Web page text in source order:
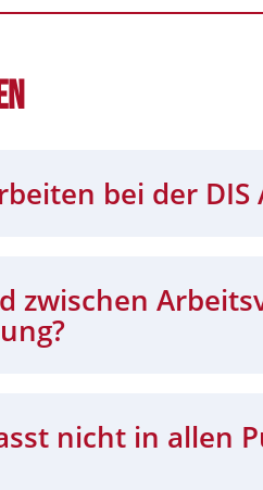
bei der DIS
zwischen
nicht in allen